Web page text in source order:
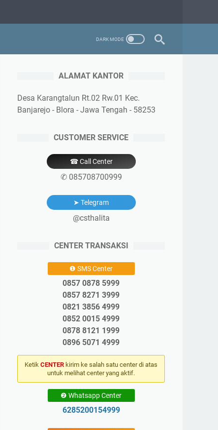
ALAMAT KANTOR
Desa Karangtalun Rt.02 Rw.01 Kec.
Banjarejo - Blora - Jawa Tengah - 58253
CUSTOMER SERVICE
☎ Call Center
✆ 085708700999
➤ Telegram
@csthalita
CENTER TRANSAKSI
❶ SMS Center
0857 0878 5999
0857 8271 3999
0821 3856 4999
0852 0015 4999
0878 8121 1999
0896 5071 4999
Ketik CENTER kirim ke salah satu center di atas
untuk melihat center yang aktif.
❷ Whatsapp Center
6285200154999